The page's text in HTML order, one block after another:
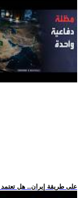
.. على طريقة إيران.. هل